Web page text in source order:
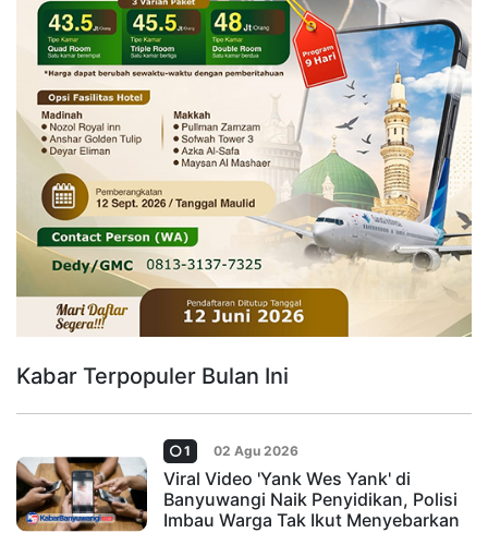
Kabar Terpopuler Bulan Ini
1 02 Agu 2026
Viral Video 'Yank Wes Yank' di
Banyuwangi Naik Penyidikan, Polisi
Imbau Warga Tak Ikut Menyebarkan